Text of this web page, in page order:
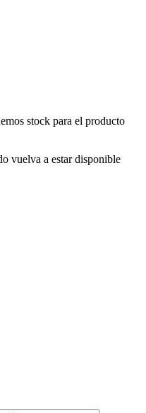
stock para el producto
vuelva a estar disponible